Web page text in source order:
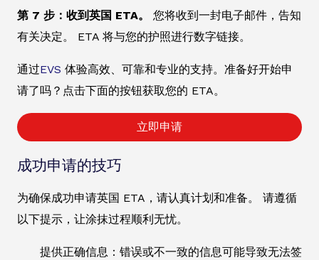
第 7 步：收到英国 ETA。
您将收到一封电子邮件，告知
有关决定。 ETA 将与您的护照进行数字链接。
通过EVS 体验高效、可靠和专业的支持。准备好开始申
请了吗？点击下面的按钮获取您的 ETA。
立即申请
成功申请的技巧
为确保成功申请英国 ETA，请认真计划和准备。 请遵循
以下提示，让涂抹过程顺利无忧。
提供正确信息：错误或不一致的信息可能导致无法签